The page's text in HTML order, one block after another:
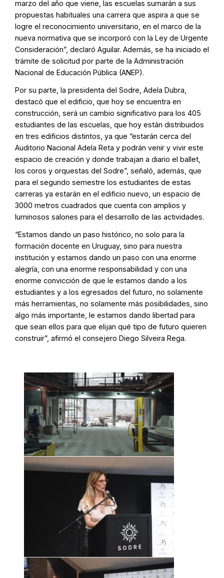
marzo del año que viene, las escuelas sumarán a sus
propuestas habituales una carrera que aspira a que se
logre el reconocimiento universitario, en el marco de la
nueva normativa que se incorporó con la Ley de Urgente
Consideración”, declaró Aguilar. Además, se ha iniciado el
trámite de solicitud por parte de la Administración
Nacional de Educación Pública (ANEP).
Por su parte, la presidenta del Sodre, Adela Dubra,
destacó que el edificio, que hoy se encuentra en
construcción, será un cambio significativo para los 405
estudiantes de las escuelas, que hoy están distribuidos
en tres edificios distintos, ya que “estarán cerca del
Auditorio Nacional Adela Reta y podrán venir y vivir este
espacio de creación y donde trabajan a diario el ballet,
los coros y orquestas del Sodre”, señaló, además, que
para el segundo semestre los estudiantes de estas
carreras ya estarán en el edificio nuevo, un espacio de
3000 metros cuadrados que cuenta con amplios y
luminosos salones para el desarrollo de las actividades.
“Estamos dando un paso histórico, no solo para la
formación docente en Uruguay, sino para nuestra
institución y estamos dando un paso con una enorme
alegría, con una enorme responsabilidad y con una
enorme convicción de que le estamos dando a los
estudiantes y a los egresados del futuro, no solamente
más herramientas, no solamente más posibilidades, sino
algo más importante, le estamos dando libertad para
que sean ellos para que elijan qué tipo de futuro quieren
construir”, afirmó el consejero Diego Silveira Rega.